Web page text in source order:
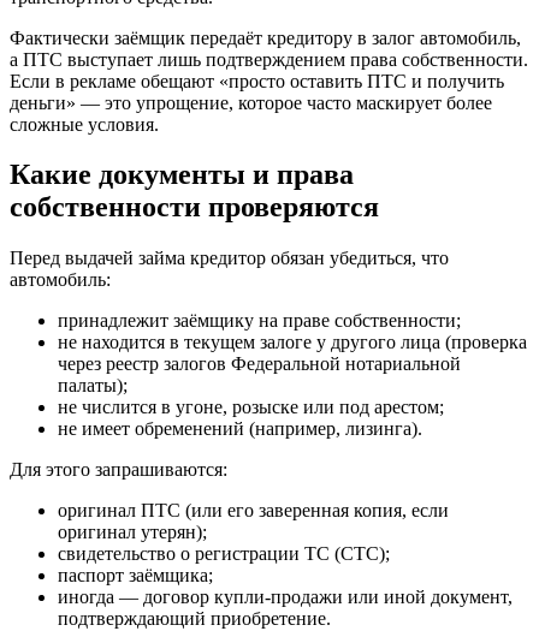
Фактически заёмщик передаёт кредитору в залог автомобиль,
а ПТС выступает лишь подтверждением права собственности.
Если в рекламе обещают «просто оставить ПТС и получить
деньги» — это упрощение, которое часто маскирует более
сложные условия.
Какие документы и права
собственности проверяются
Перед выдачей займа кредитор обязан убедиться, что
автомобиль:
принадлежит заёмщику на праве собственности;
не находится в текущем залоге у другого лица (проверка
через реестр залогов Федеральной нотариальной
палаты);
не числится в угоне, розыске или под арестом;
не имеет обременений (например, лизинга).
Для этого запрашиваются:
оригинал ПТС (или его заверенная копия, если
оригинал утерян);
свидетельство о регистрации ТС (СТС);
паспорт заёмщика;
иногда — договор купли-продажи или иной документ,
подтверждающий приобретение.